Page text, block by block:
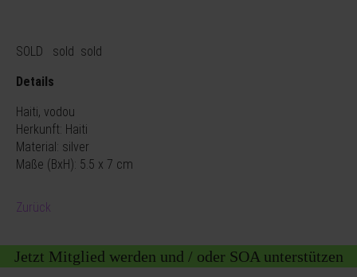
SOLD sold sold
Details
Haiti, vodou
Herkunft: Haiti
Material: silver
Maße (BxH): 5.5 x 7 cm
Zurück
Jetzt Mitglied werden und / oder SOA unterstützen